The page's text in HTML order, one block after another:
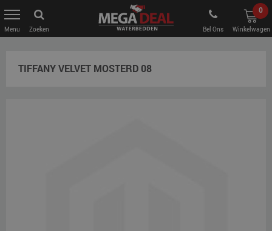
Zoeken Bel Ons
0
Winkelwagen
TIFFANY VELVET MOSTERD 08